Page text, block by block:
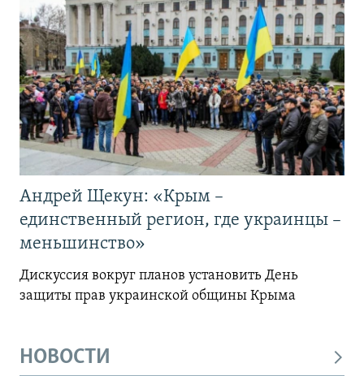
Андрей Щекун: «Крым –
единственный регион, где украинцы –
меньшинство»
Дискуссия вокруг планов установить День
защиты прав украинской общины Крыма
НОВОСТИ